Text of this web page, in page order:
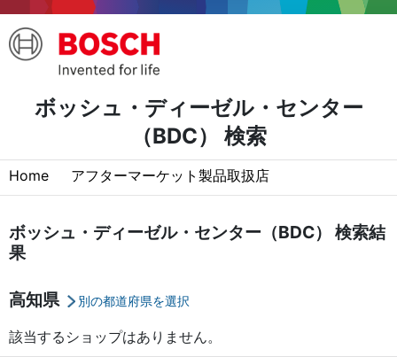
ボッシュ・ディーゼル・センター
（BDC） 検索
Home アフターマーケット製品取扱店
ボッシュ・ディーゼル・センター（BDC） 検索結
果
高知県 別の都道府県を選択
該当するショップはありません。